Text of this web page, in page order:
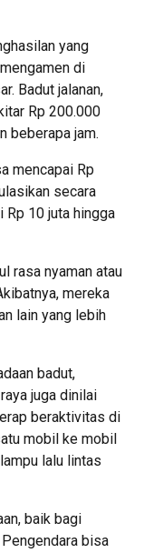
yang
di
Badut jalanan,
Rp 200.000
beberapa jam.
mencapai Rp
secara
Rp 10 juta hingga
rasa nyaman atau
mereka
lain yang lebih
badut,
juga dinilai
beraktivitas di
mobil ke mobil
lalu lintas
baik bagi
bisa